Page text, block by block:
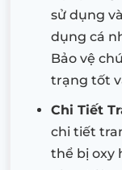
sử dụng
dụng cá
Bảo vệ
trạng tốt
Chi Tiết
chi tiết
thể bị oxy